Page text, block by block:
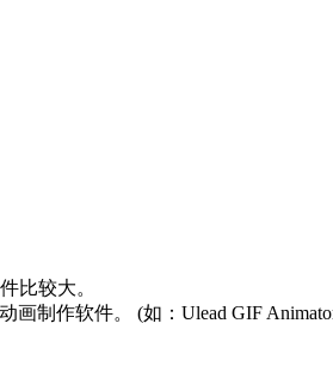
比较大。
制作软件。 (如：Ulead GIF